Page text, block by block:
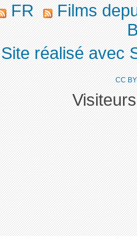
FR
Films
Site réalisé avec
CC